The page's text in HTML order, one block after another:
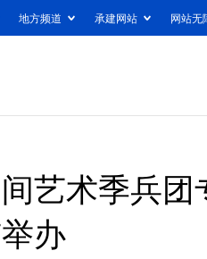
地方频道 承建网站 网站无
艺术季兵团
办